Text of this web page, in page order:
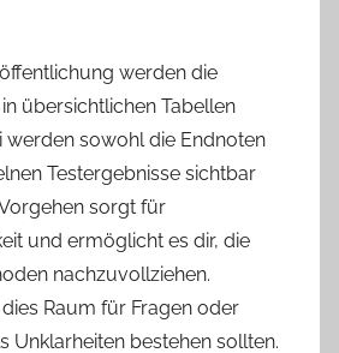
werden die
übersichtlichen Tabellen
werden sowohl die Endnoten
Testergebnisse sichtbar
sorgt für
und ermöglicht es dir, die
nachzuvollziehen.
Raum für Fragen oder
Unklarheiten bestehen sollten.